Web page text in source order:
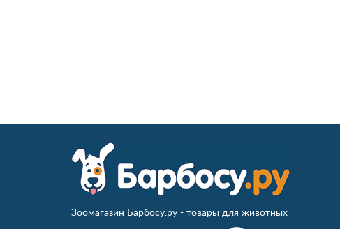
Зоомагазин Барбосу.ру - товары для животных